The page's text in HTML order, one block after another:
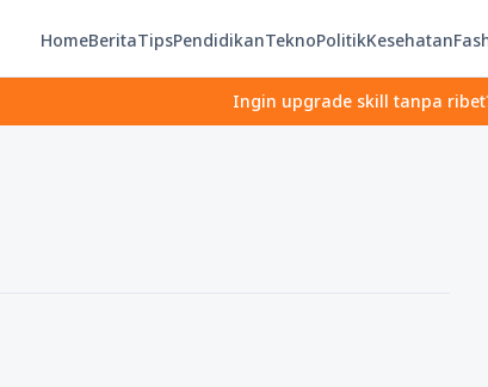
HomeBeritaTipsPendidikanTeknoPolitikKesehatan
Ingin upgrade skill tanpa ribet?